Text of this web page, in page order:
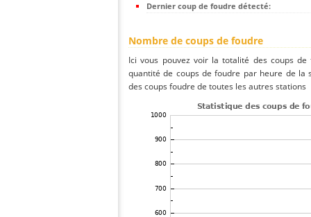
Dernier coup de foudre détecté:
Nombre de coups de foudre
Ici vous pouvez voir la totalité des coups
quantité de coups de foudre par heure de la
des coups foudre de toutes les autres stations